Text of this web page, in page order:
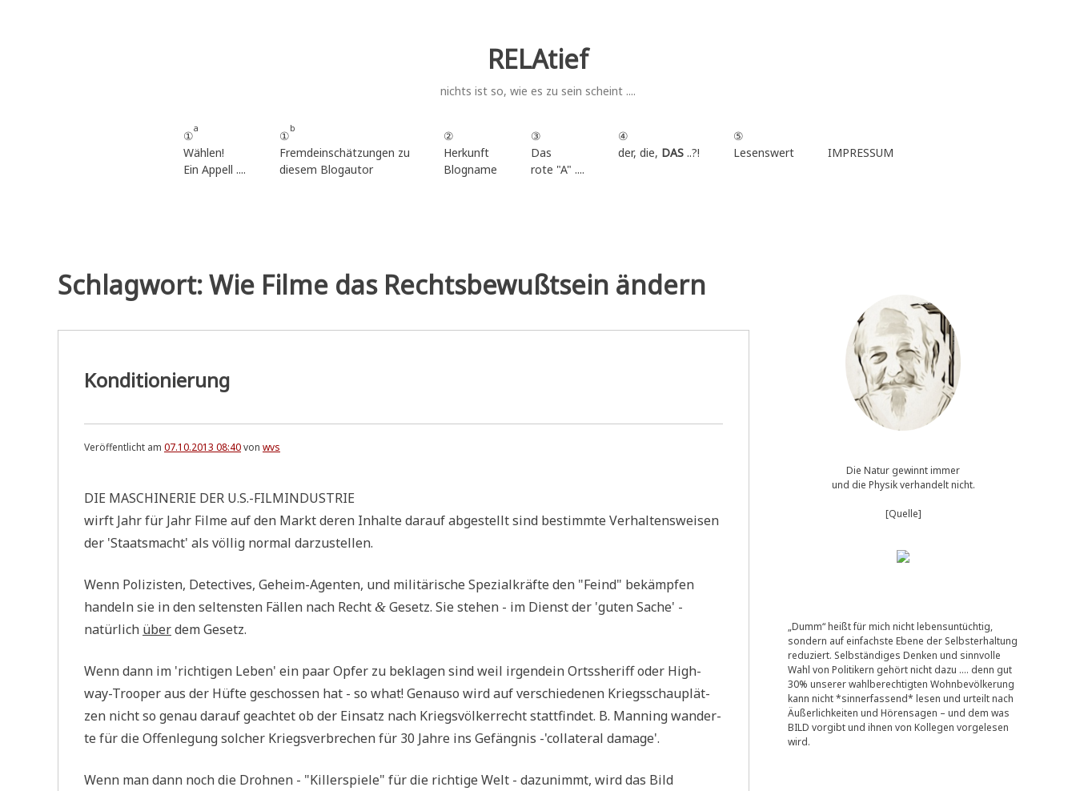
RELAtief
nichts ist so, wie es zu sein scheint ....
①
a
Wählen!
Ein Appell ....
①
b
Fremdeinschätzungen zu
diesem Blogautor
②
Herkunft
Blogname
③
Das
rote "A" ....
④
der, die, DAS..?!
⑤
Lesenswert
IMPRESSUM
Schlagwort:Wie Filme das Rechtsbewußtsein ändern
Konditionierung
Veröffentlicht am 07.10.2013 08:40von wvs
DIE MASCHI­NE­RIE DER U.S.-FILMINDUSTRIE
wirft Jahr für Jahr Fil­me auf den Markt deren Inhal­te dar­auf abge­stellt sind bestimm­te Ver­hal­tens­wei­sen
der 'Staats­macht' als völ­lig nor­mal darzustellen.
Wenn Poli­zi­sten, Detec­ti­ves, Geheim-Agen­ten, und mili­tä­ri­sche Spe­zi­al­kräf­te den "Feind" bekämp­fen
han­deln sie in den sel­ten­sten Fäl­len nach Recht & Gesetz. Sie ste­hen - im Dienst der 'guten Sache' -
natür­lich überdem Gesetz.
Wenn dann im 'rich­ti­gen Leben' ein paar Opfer zu bekla­gen sind weil irgend­ein Orts­she­riff oder High­
way-Tro­o­per aus der Hüf­te geschos­sen hat - so what! Genau­so wird auf ver­schie­de­nen Kriegs­schau­plät­
zen nicht so genau dar­auf geach­tet ob der Ein­satz nach Kriegs­völ­ker­recht statt­fin­det. B. Man­ning wan­der­
te für die Offen­le­gung sol­cher Kriegs­ver­bre­chen für 30 Jah­re ins Gefäng­nis -'col­la­te­ral damage'.
Wenn man dann noch die Droh­nen - "Kil­ler­spie­le" für die rich­ti­ge Welt - dazu­nimmt, wird das Bild
Die Natur gewinnt immer
und die Physik verhandelt nicht.
[Quelle]
„Dumm“ heißt für mich nicht lebensuntüchtig,
sondern auf einfachste Ebene der Selbsterhaltung
reduziert. Selbständiges Denken und sinnvolle
Wahl von Politikern gehört nicht dazu …. denn gut
30% unserer wahlberechtigten Wohnbevölkerung
kann nicht *sinnerfassend* lesen und urteilt nach
Äußerlichkeiten und Hörensagen – und dem was
BILD vorgibt und ihnen von Kollegen vorgelesen
wird.